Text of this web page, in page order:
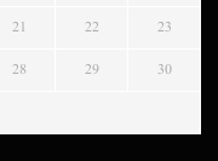
21 22 23
28 29 30